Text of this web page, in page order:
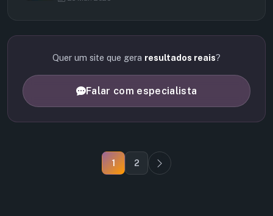
Quer um site que gera resultados reais?
Falar com especialista
1 2